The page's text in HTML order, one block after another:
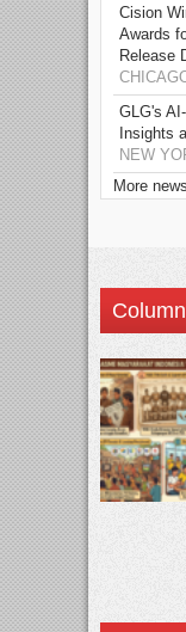
Cision
Awards
Release
GLG's
Insights
NEW
More news
Column